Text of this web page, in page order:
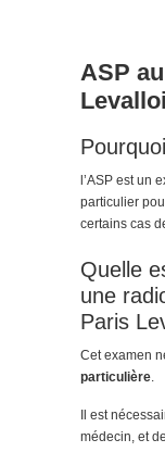
ASP
l’ASP est un
particulier
certains cas
Quelle
une
Paris
Cet examen
particulière.
Il est
médecin, et